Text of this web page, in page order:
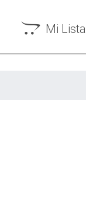
Mi Lista